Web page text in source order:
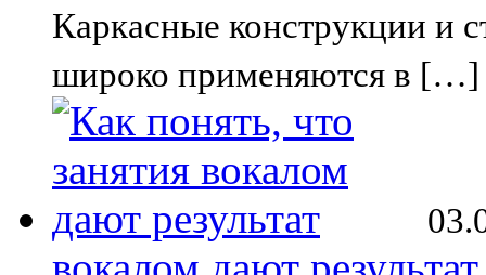
Каркасные конструкции и
широко применяются в […]